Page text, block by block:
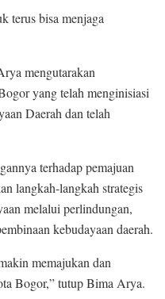
terus bisa menjaga
mengutarakan
yang telah menginisiasi
Daerah dan telah
terhadap pemajuan
langkah-langkah strategis
melalui perlindungan,
kebudayaan daerah.
memajukan dan
Bogor,” tutup Bima Arya.